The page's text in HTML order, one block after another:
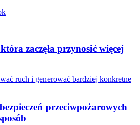
zaczęła przynosić więcej
ruch i generować bardziej konkretne
przeciwpożarowych